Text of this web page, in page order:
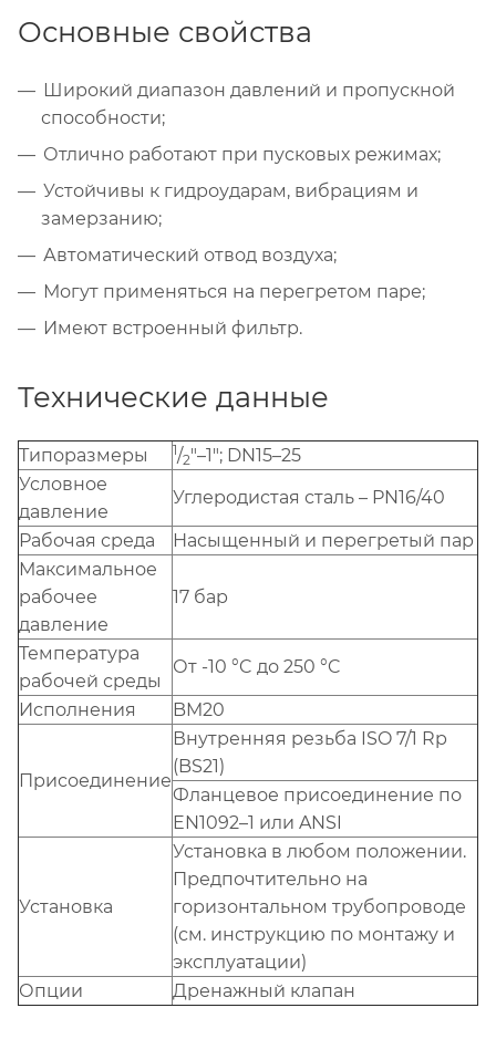
Основные свойства
Широкий диапазон давлений и пропускной
способности;
Отлично работают при пусковых режимах;
Устойчивы к гидроударам, вибрациям и
замерзанию;
Автоматический отвод воздуха;
Могут применяться на перегретом паре;
Имеют встроенный фильтр.
Технические данные
Типоразмеры 1/2"–1"; DN15–25
Условное
давление
Углеродистая сталь – PN16/40
Рабочая среда
Насыщенный и перегретый пар
Максимальное
рабочее
давление
17 бар
Температура
рабочей среды
От -10 °C до 250 °C
Исполнения BM20
Присоединение
Внутренняя резьба ISO 7/1 Rp
(BS21)
Фланцевое присоединение по
EN1092–1 или ANSI
Установка
Установка в любом положении.
Предпочтительно на
горизонтальном трубопроводе
(см. инструкцию по монтажу и
эксплуатации)
Опции
Дренажный клапан